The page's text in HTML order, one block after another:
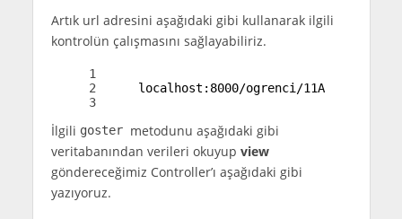
Artık url adresini aşağıdaki gibi kullanarak ilgili
kontrolün çalışmasını sağlayabiliriz.
1
2
3
localhost : 8000/ogrenci/11A
İlgili goster metodunu aşağıdaki gibi
veritabanından verileri okuyup view
göndereceğimiz Controller’ı aşağıdaki gibi
yazıyoruz.